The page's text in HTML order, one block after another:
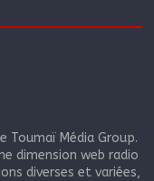
Toumaï Média Group.
dimension web radio
diverses et variées,